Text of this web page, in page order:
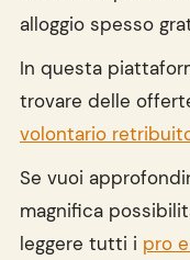
alloggio spesso
In questa
trovare delle
volontario
Se vuoi
magnifica
leggere tutti i pro